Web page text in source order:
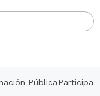
PúblicaParticipa